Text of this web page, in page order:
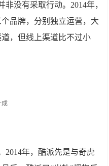
没有采取行动。2014年，
品牌，分别独立运营，大
，但线上渠道比不过小
2014年，酷派先是与奇虎